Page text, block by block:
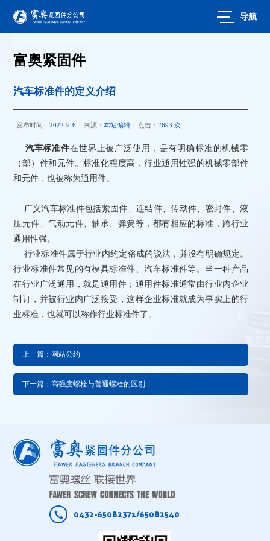
导航
富奥紧固件
汽车标准件的定义介绍
发布时间：2022-9-6 来源：本站编辑 点击：2693 次
汽车标准件在世界上被广泛使用，是有明确标准的机械零
（部）件和元件。标准化程度高，行业通用性强的机械零部件
和元件，也被称为通用件。
广义汽车标准件包括紧固件、连结件、传动件、密封件、液
压元件、气动元件、轴承、弹簧等，都有相应的标准，跨行业
通用性强。
行业标准件属于行业内约定俗成的说法，并没有明确规定。
行业标准件常见的有模具标准件、汽车标准件等。当一种产品
在行业广泛通用，就是通用件；通用件标准通常由行业内企业
制订，并被行业内广泛接受，这样企业标准就成为事实上的行
业标准，也就可以称作行业标准件了。
上一篇：网站公约
下一篇：高强度螺栓与普通螺栓的区别
0432-65082371/65082540